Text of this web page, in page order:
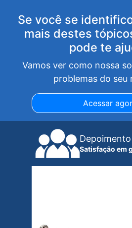
Se você se
mais destes
pode te
Vamos ver como nossa
problemas do seu
Acessar
Satisfação em